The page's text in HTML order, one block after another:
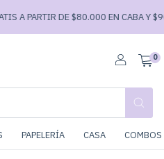
DE $80.000 EN CABA Y
0
PAPELERÍA CASA